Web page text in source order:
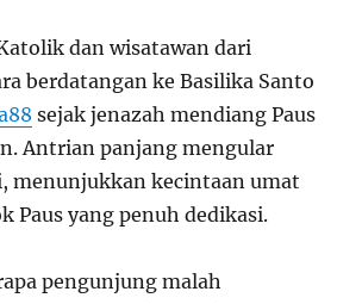
dan wisatawan dari
berdatangan ke Basilika Santo
sejak jenazah mendiang Paus
Antrian panjang mengular
menunjukkan kecintaan umat
Paus yang penuh dedikasi.
pengunjung malah